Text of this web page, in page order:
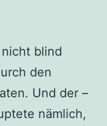
blind
den
Und der –
nämlich,